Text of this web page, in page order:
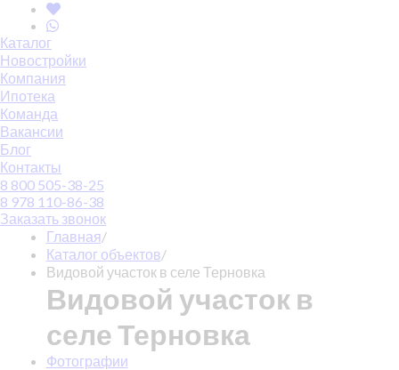
Каталог
Новостройки
Компания
Ипотека
Команда
Вакансии
Блог
Контакты
8 800 505-38-25
8 978 110-86-38
Заказать звонок
Главная/
Каталог объектов/
Видовой участок в селе Терновка
Видовой участок в
селе Терновка
Фотографии